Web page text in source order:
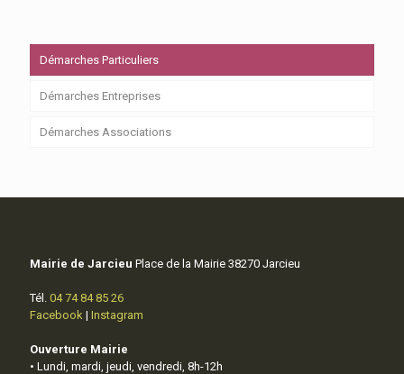
Démarches Particuliers
Démarches Entreprises
Démarches Associations
Mairie de Jarcieu Place de la Mairie 38270 Jarcieu
Tél. 04 74 84 85 26
Facebook | Instagram
Ouverture Mairie
• Lundi, mardi, jeudi, vendredi, 8h-12h